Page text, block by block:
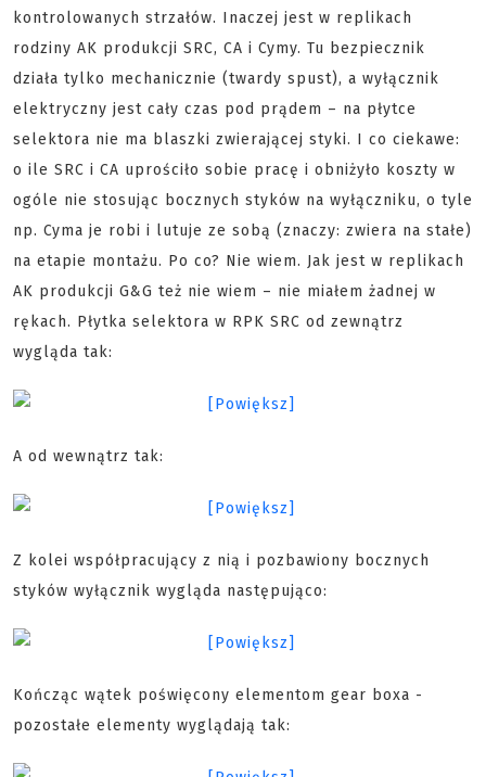
kontrolowanych strzałów. Inaczej jest w replikach
rodziny AK produkcji SRC, CA i Cymy. Tu bezpiecznik
działa tylko mechanicznie (twardy spust), a wyłącznik
elektryczny jest cały czas pod prądem – na płytce
selektora nie ma blaszki zwierającej styki. I co ciekawe:
o ile SRC i CA uprościło sobie pracę i obniżyło koszty w
ogóle nie stosując bocznych styków na wyłączniku, o tyle
np. Cyma je robi i lutuje ze sobą (znaczy: zwiera na stałe)
na etapie montażu. Po co? Nie wiem. Jak jest w replikach
AK produkcji G&G też nie wiem – nie miałem żadnej w
rękach. Płytka selektora w RPK SRC od zewnątrz
wygląda tak:
A od wewnątrz tak:
Z kolei współpracujący z nią i pozbawiony bocznych
styków wyłącznik wygląda następująco:
Kończąc wątek poświęcony elementom gear boxa -
pozostałe elementy wyglądają tak: